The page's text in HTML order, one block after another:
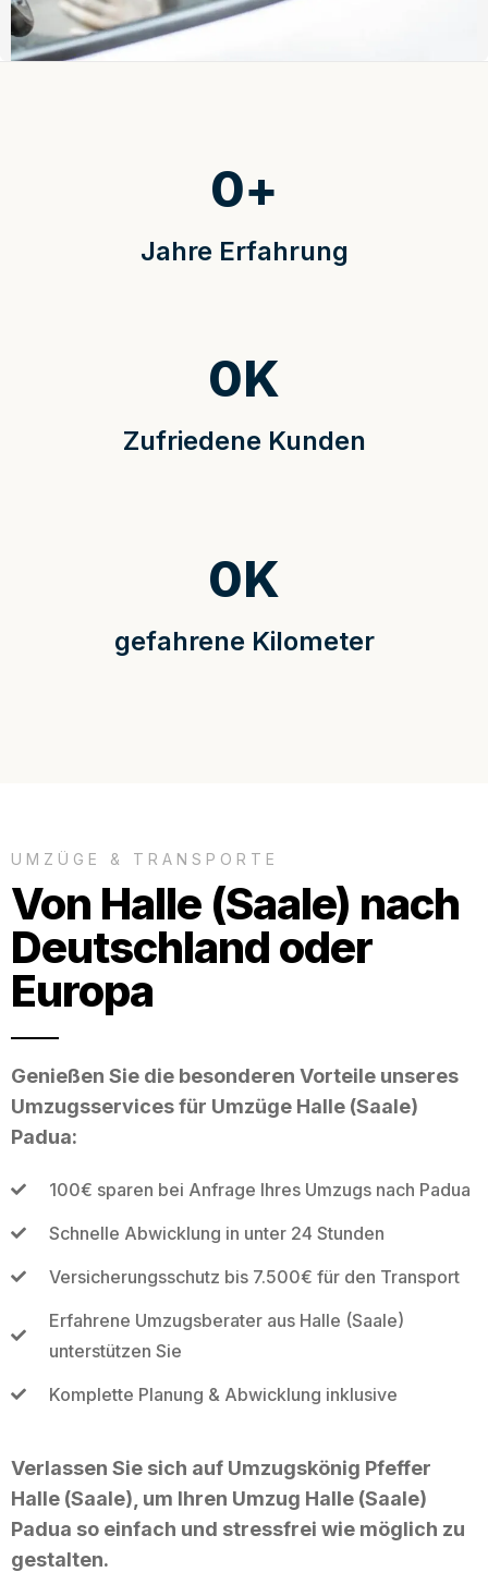
Jahre Erfahrung
0+
Zufriedene Kunden
0K
gefahrene Kilometer
0K
UMZÜGE & TRANSPORTE
Von Halle (Saale) nach
Deutschland oder
Europa
Genießen Sie die besonderen Vorteile unseres
Umzugsservices für Umzüge Halle (Saale)
Padua:
100€ sparen bei Anfrage Ihres Umzugs nach Padua
Schnelle Abwicklung in unter 24 Stunden
Versicherungsschutz bis 7.500€ für den Transport
Erfahrene Umzugsberater aus Halle (Saale)
unterstützen Sie
Komplette Planung & Abwicklung inklusive
Verlassen Sie sich auf Umzugskönig Pfeffer
Halle (Saale), um Ihren Umzug Halle (Saale)
Padua so einfach und stressfrei wie möglich zu
gestalten.